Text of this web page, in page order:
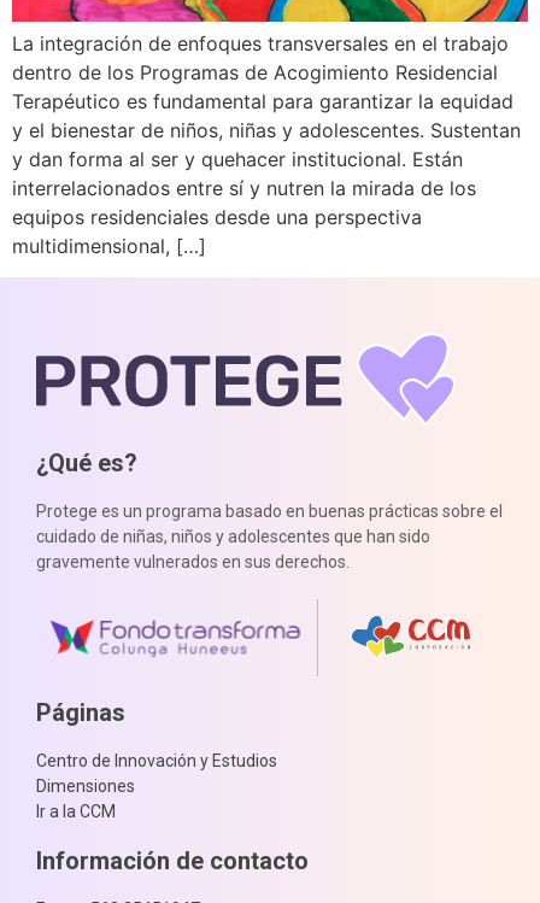
La integración de enfoques transversales en el trabajo
dentro de los Programas de Acogimiento Residencial
Terapéutico es fundamental para garantizar la equidad
y el bienestar de niños, niñas y adolescentes. Sustentan
y dan forma al ser y quehacer institucional. Están
interrelacionados entre sí y nutren la mirada de los
equipos residenciales desde una perspectiva
multidimensional, […]
¿Qué es?
Protege es un programa basado en buenas prácticas sobre el
cuidado de niñas, niños y adolescentes que han sido
gravemente vulnerados en sus derechos.
Páginas
Centro de Innovación y Estudios
Dimensiones
Ir a la CCM
Información de contacto